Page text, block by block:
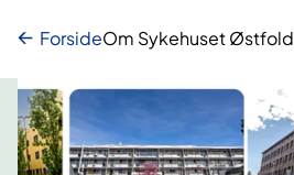
ForsideOm Sykehuset Østfold